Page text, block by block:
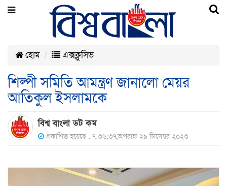
হোম এক্সক্লুসিভ
শিল্পী সমিতি আমন্ত্রণ জানালো মেয়র
আতিকুল ইসলামকে
বিশ্ব বাংলা ডট কম
প্রকাশিত হয়েছে : ৭:৩৬:৩৭,অপরাহ্ন ২৯ ডিসেম্বর ২০২৩